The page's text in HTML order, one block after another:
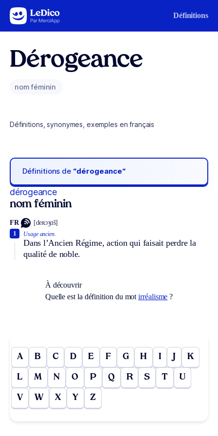
Aller au contenu Définitions
Dérogeance
nom féminin
Définitions, synonymes, exemples en français
Définitions de “dérogeance“
dérogeance
nom féminin
FR [deʀɔʒɑ̃s]
Usage ancien.
Dans l’Ancien Régime, action qui faisait perdre la
qualité de noble.
1
À découvrir
Quelle est la définition du motirréalisme ?
A B C D E F G H I J K
L M N O P Q R S T U
V W X Y Z